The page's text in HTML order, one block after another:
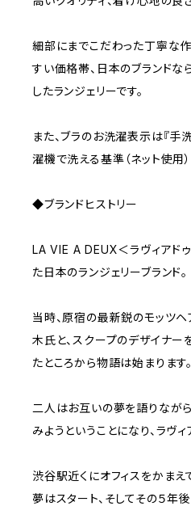
細部にまでこだわった丁寧な
すい価格帯、日本のブランドな
したランジェリーです。
また、ブラのお洗濯表示は『手
濯機で洗える基準（ネット使用
◆ブランドヒストリー
LA VIE A DEUX＜ラヴィアド
た日本のランジェリーブランド。
当時、原宿の最新鋭のモッツ
木氏と、スクープのデザイナー
たところから物語は始まります。
二人はお互いの夢を語りなが
みようということになり、ラヴィ
渋谷駅近くにオフィスをかま
夢はスタート、そしてその５年